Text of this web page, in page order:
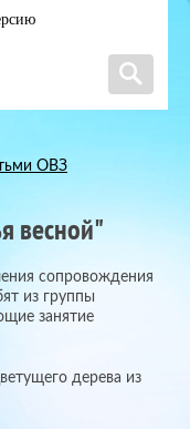
ОВЗ
весной"
сопровождения
из группы
занятие
дерева из